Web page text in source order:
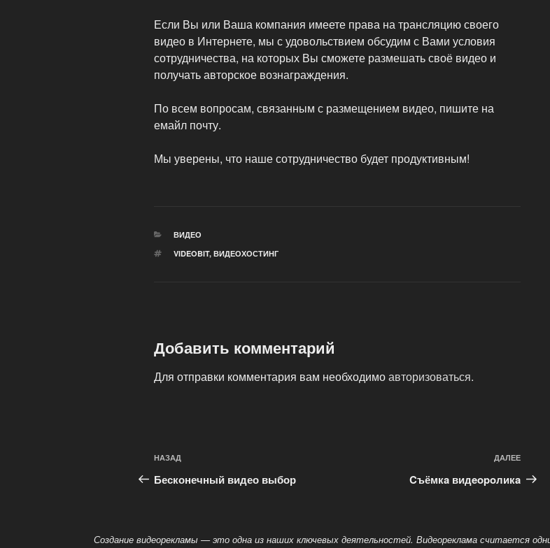
Если Вы или Ваша компания имеете права на трансляцию своего
видео в Интернете, мы с удовольствием обсудим с Вами условия
сотрудничества, на которых Вы сможете размешать своё видео и
получать авторское вознаграждения.
По всем вопросам, связанным с размещением видео, пишите на
емайл почту.
Мы уверены, что наше сотрудничество будет продуктивным!
РУБРИКИ
ВИДЕО
МЕТКИ
VIDEOBIT, ВИДЕОХОСТИНГ
Добавить комментарий
Для отправки комментария вам необходимоавторизоваться.
Навигация
по
Предыдущая
запись:
НАЗАД
Бесконечный видео выбор
ДАЛЕЕ
Cъёмкa видeopoликa
Создание видеорекламы — это одна из наших ключевых деятельностей. Видеореклама считается